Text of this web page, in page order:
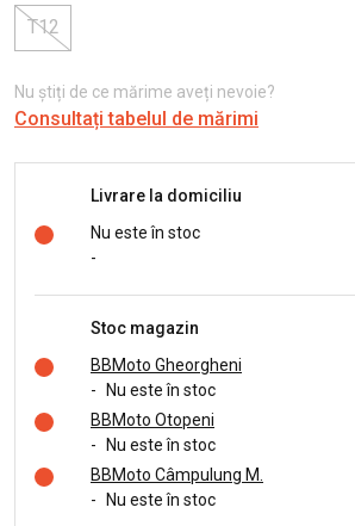
T12
Nu știți de ce mărime aveți nevoie?
Consultați tabelul de mărimi
Livrare la domiciliu
Nu este în stoc
-
Stoc magazin
BBMoto Gheorgheni
-
Nu este în stoc
BBMoto Otopeni
-
Nu este în stoc
BBMoto Câmpulung M.
-
Nu este în stoc